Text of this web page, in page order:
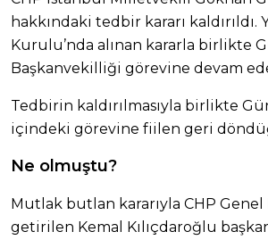
hakkındaki tedbir kararı kaldırıldı.
Kurulu’nda alınan kararla birlikte
Başkanvekilliği görevine devam
Tedbirin kaldırılmasıyla birlikte
içindeki görevine fiilen geri
Ne olmuştu?
Mutlak butlan kararıyla CHP Genel
getirilen Kemal Kılıçdaroğlu